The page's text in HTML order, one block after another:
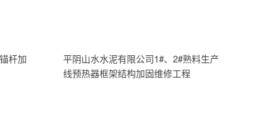
杆加
平阴山水水泥有限公司1#、2#熟料生产
线预热器框架结构加固维修工程